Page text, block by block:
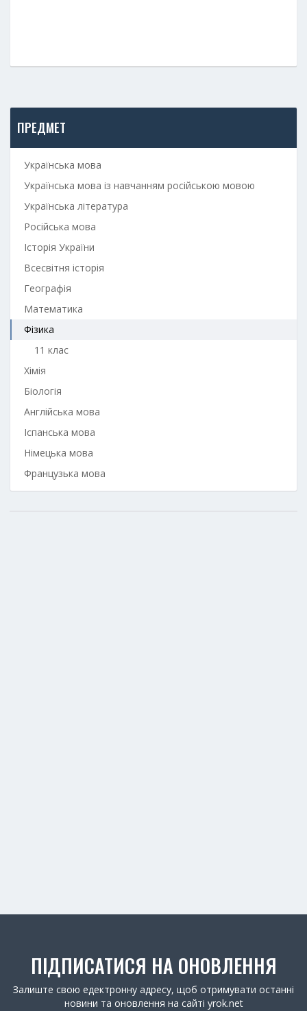
ПРЕДМЕТ
Українська мова
Українська мова із навчанням російською мовою
Українська література
Російська мова
Історія України
Всесвітня історія
Географія
Математика
Фізика
11 клас
Хімія
Біологія
Англійська мова
Іспанська мова
Німецька мова
Французька мова
ПІДПИСАТИСЯ НА ОНОВЛЕННЯ
Залиште свою едектронну адресу, щоб отримувати останні
новини та оновлення на сайті yrok.net